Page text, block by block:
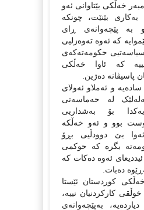
خه‌ڵکی بێتاوانی ئه‌و
به‌کاری بێنێت، چونکه‌
به‌ پێچه‌وانه‌ی ڕای
که‌ ئه‌وه‌ ته‌وه‌زلیی
حکومه‌ته‌که‌ی
که‌ ئاوا خه‌ڵکی
پاسیڤانه‌ ده‌ژین.
و ئه‌ملاو ئه‌ولای
له‌ حه‌ماسه‌تی
بۆ به‌شداریی
بوو و ئه‌و خه‌ڵکه‌
بێ دوودڵیی بڕۆ
بگره‌ که‌ حوکمی
ئه‌وه‌ ده‌کات که‌
ده‌بات.
کوردستان ئێستا
کارکردنیان نییه‌،
به‌پێچه‌وانه‌ی